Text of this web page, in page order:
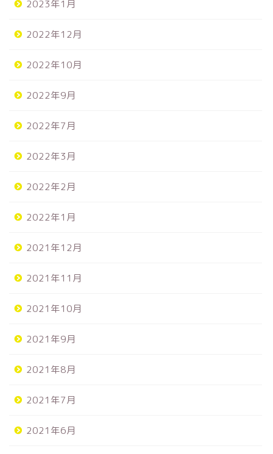
2023年1月
2022年12月
2022年10月
2022年9月
2022年7月
2022年3月
2022年2月
2022年1月
2021年12月
2021年11月
2021年10月
2021年9月
2021年8月
2021年7月
2021年6月